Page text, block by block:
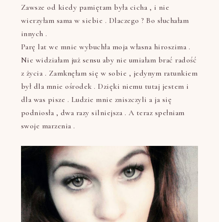
Zawsze od kiedy pamiętam była cicha , i nie
wierzyłam sama w siebie . Dlaczego ? Bo słuchałam
innych .
Parę lat we mnie wybuchła moja własna hiroszima .
Nie widziałam już sensu aby nie umiałam brać radość
z życia . Zamknęłam się w sobie , jedynym ratunkiem
był dla mnie ośrodek . Dzięki niemu tutaj jestem i
dla was pisze . Ludzie mnie zniszczyli a ja się
podniosła , dwa razy silniejsza . A teraz spełniam
swoje marzenia .